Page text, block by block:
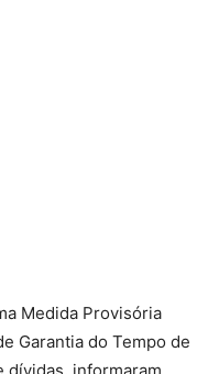
Medida Provisória
Garantia do Tempo de